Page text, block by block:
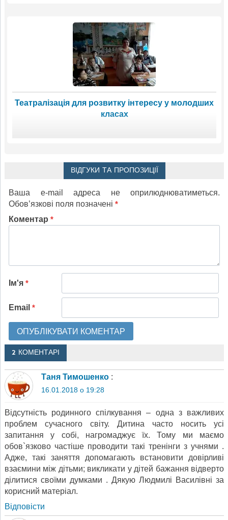
Театралізація для розвитку інтересу у молодших
класах
ВІДГУКИ ТА ПРОПОЗИЦІЇ
Ваша e-mail адреса не оприлюднюватиметься.
Обов’язкові поля позначені *
Коментар *
Ім'я *
Email *
2 КОМЕНТАРІ
Таня Тимошенко :
16.01.2018 о 19:28
Відсутність родинного спілкування – одна з важливих
проблем сучасного світу. Дитина часто носить усі
запитання у собі, нагромаджує їх. Тому ми маємо
обов`язково частіше проводити такі тренінги з учнями .
Адже, такі заняття допомагають встановити довірливі
взаємини між дітьми; викликати у дітей бажання відверто
ділитися своїми думками . Дякую Людмилі Василівні за
корисний матеріал.
Відповіcти